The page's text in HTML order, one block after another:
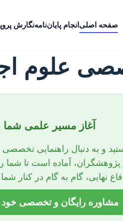
صفحه اصلی انجام پایان‌نامهنگارش
علوم
آغاز مسیر علمی شما
و به دنبال راهنمایی
پژوهشگران، آماده است تا شما
نهایی، گام به گام در کنار
مشاوره رایگان و تخصصی خود